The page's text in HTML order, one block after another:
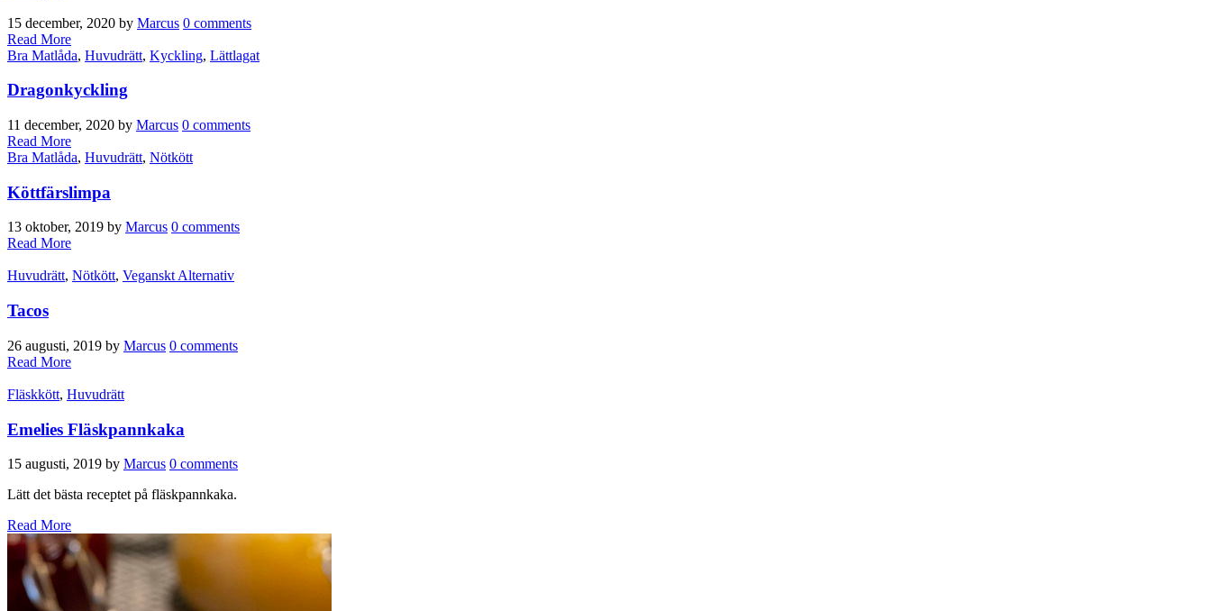
15 december, 2020 by Marcus 0 comments
Read More
Bra Matlåda, Huvudrätt, Kyckling, Lättlagat
Dragonkyckling
11 december, 2020 by Marcus 0 comments
Read More
Bra Matlåda, Huvudrätt, Nötkött
Köttfärslimpa
13 oktober, 2019 by Marcus 0 comments
Read More
Huvudrätt, Nötkött, Veganskt Alternativ
Tacos
26 augusti, 2019 by Marcus 0 comments
Read More
Fläskkött, Huvudrätt
Emelies Fläskpannkaka
15 augusti, 2019 by Marcus 0 comments
Lätt det bästa receptet på fläskpannkaka.
Read More